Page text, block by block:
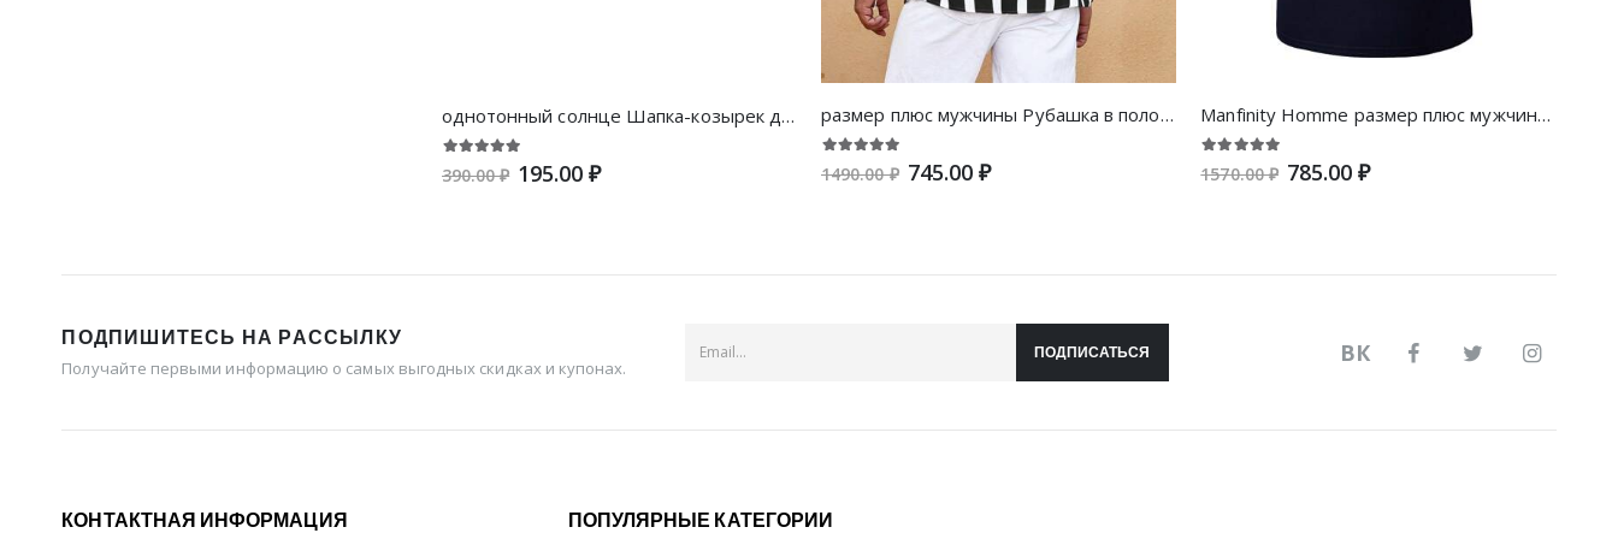
однотонный солнце Шапка-козырек для женщин , оптовый Солнцезащитный крем утконос Шапка для мужчин , лето бег Спортивный топ Шапка
390.00 ₽ 195.00 ₽
размер плюс мужчины Рубашка в полоску
1490.00 ₽ 745.00 ₽
Manfinity Homme размер плюс мужчины Рубашка-поло с контрастной отделкой
1570.00 ₽ 785.00 ₽
ПОДПИШИТЕСЬ НА РАССЫЛКУ
Получайте первыми информацию о самых выгодных скидках и купонах.
ПОДПИСАТЬСЯ ВК
КОНТАКТНАЯ ИНФОРМАЦИЯ ПОПУЛЯРНЫЕ КАТЕГОРИИ